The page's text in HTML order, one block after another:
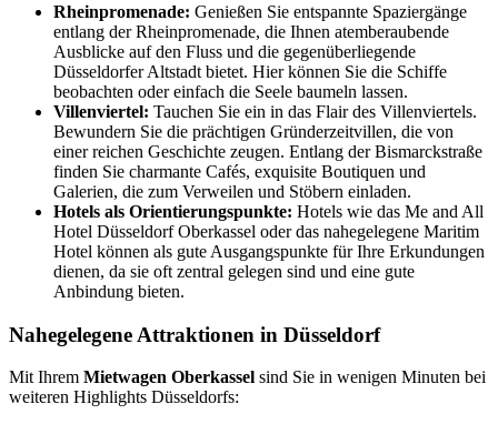
Rheinpromenade: Genießen Sie entspannte Spaziergänge
entlang der Rheinpromenade, die Ihnen atemberaubende
Ausblicke auf den Fluss und die gegenüberliegende
Düsseldorfer Altstadt bietet. Hier können Sie die Schiffe
beobachten oder einfach die Seele baumeln lassen.
Villenviertel: Tauchen Sie ein in das Flair des Villenviertels.
Bewundern Sie die prächtigen Gründerzeitvillen, die von
einer reichen Geschichte zeugen. Entlang der Bismarckstraße
finden Sie charmante Cafés, exquisite Boutiquen und
Galerien, die zum Verweilen und Stöbern einladen.
Hotels als Orientierungspunkte: Hotels wie das Me and All
Hotel Düsseldorf Oberkassel oder das nahegelegene Maritim
Hotel können als gute Ausgangspunkte für Ihre Erkundungen
dienen, da sie oft zentral gelegen sind und eine gute
Anbindung bieten.
Nahegelegene Attraktionen in Düsseldorf
Mit Ihrem Mietwagen Oberkassel sind Sie in wenigen Minuten bei
weiteren Highlights Düsseldorfs: